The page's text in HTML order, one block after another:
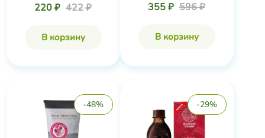
220 ₽ 422 ₽
В корзину
355 ₽ 596 ₽
В корзину
-48% -29%